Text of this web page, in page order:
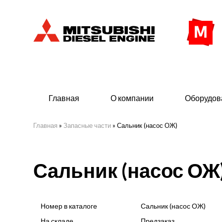
Главная О компании
- Индустриального исполнения
- ДГУ
- ДГУ
(380 -
Главная » Запасные части » Сальник (насос ОЖ)
Сальник (насос
Номер в каталоге
Сальник (насос ОЖ)